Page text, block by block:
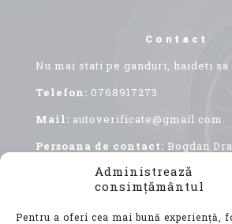
Administrează
consimțământul
Pentru a oferi cea mai bună experiență,
Contact
Nu mai stati pe ganduri, haideti
Telefon: 0768917273
Mail: autoverificate@gmail.com
Persoana de contact: Bogdan